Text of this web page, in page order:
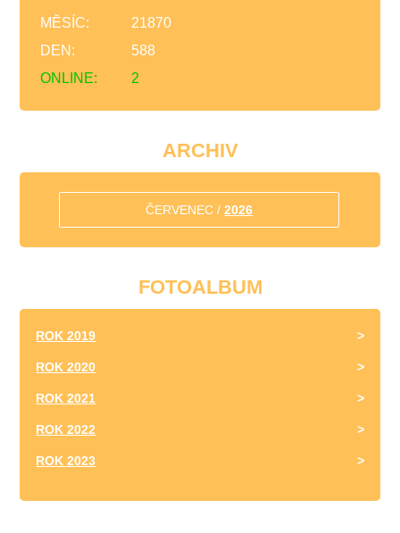
ONLINE: 2
MĚSÍC:
21870
DEN:
588
ARCHIV
ČERVENEC /2026
FOTOALBUM
ROK 2019
ROK 2020
ROK 2021
ROK 2022
ROK 2023